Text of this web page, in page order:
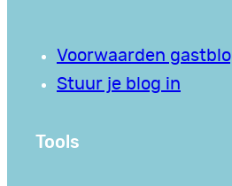
Voorwaarden
Stuur je blog in
Tools